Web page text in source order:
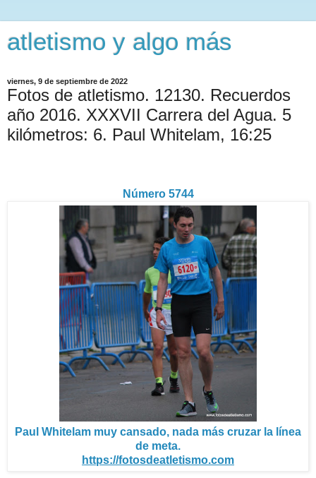
atletismo y algo más
viernes, 9 de septiembre de 2022
Fotos de atletismo. 12130. Recuerdos
año 2016. XXXVII Carrera del Agua. 5
kilómetros: 6. Paul Whitelam, 16:25
Número 5744
Paul Whitelam muy cansado, nada más cruzar la línea
de meta.
https://fotosdeatletismo.com